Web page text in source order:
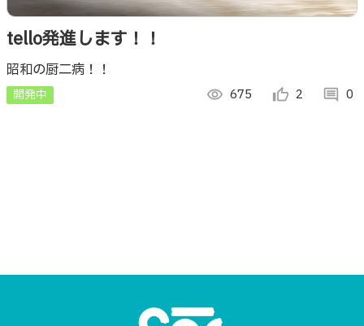
tello発進します！！
昭和の厨二病！！
開発中 visibility 675 thumb_up_alt 2 comment 0